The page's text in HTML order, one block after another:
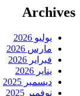
Archives
يوليو 2026
مارس 2026
فبراير 2026
يناير 2026
ديسمبر 2025
نوفمبر 2025